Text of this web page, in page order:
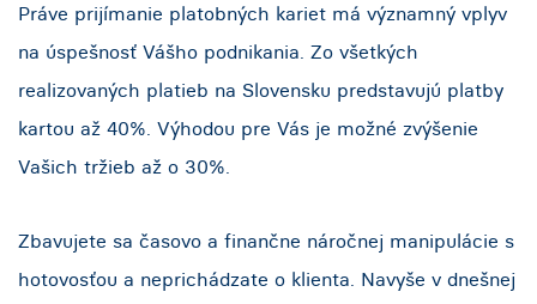
Práve prijímanie platobných kariet má významný vplyv
na úspešnosť Vášho podnikania. Zo všetkých
realizovaných platieb na Slovensku predstavujú platby
kartou až 40%. Výhodou pre Vás je možné zvýšenie
Vašich tržieb až o 30%.
Zbavujete sa časovo a finančne náročnej manipulácie s
hotovosťou a neprichádzate o klienta. Navyše v dnešnej